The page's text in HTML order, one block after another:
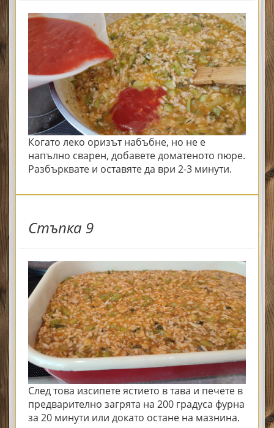
Когато леко оризът набъбне, но не е
напълно сварен, добавете доматеното пюре.
Разбърквате и оставяте да ври 2-3 минути.
Стъпка 9
След това изсипете ястието в тава и печете в
предварително загрята на 200 градуса фурна
за 20 минути или докато остане на мазнина.